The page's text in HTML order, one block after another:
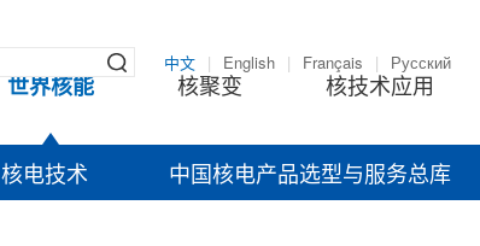
中文 English Français Русский
世界核能 核聚变 核技术应用
核电技术 中国核电产品选型与服务总库